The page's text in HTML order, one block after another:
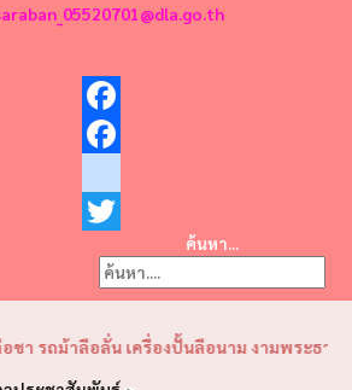
Twitter
ค้นหา...
าลือลั่น เครื่องปั้นลือนาม งามพระธาตุลือไก